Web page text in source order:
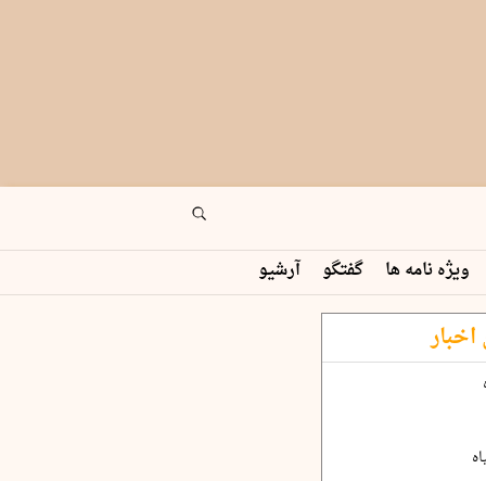
ویژه نامه ها گفتگو آرشیو